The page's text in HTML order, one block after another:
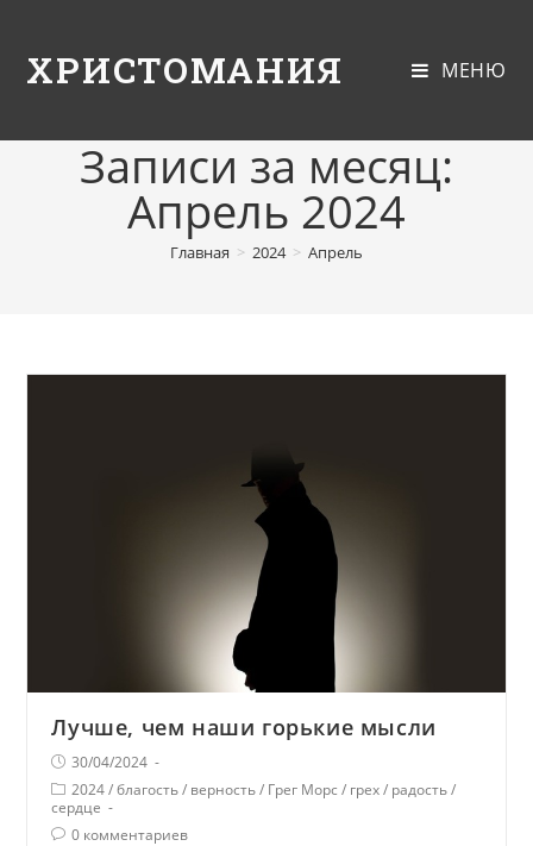
ХРИСТОМАНИЯ МЕНЮ
Записи за месяц:
Апрель 2024
Главная > 2024 > Апрель
Лучше, чем наши горькие мысли
30/04/2024
2024 / благость / верность / Грег Морс / грех / радость /
сердце
0 комментариев